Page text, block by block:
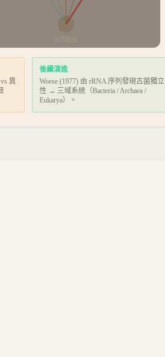
異
後續演進
Woese (1977) 由 rRNA 序列發現古菌獨立
性 → 三域系統（Bacteria / Archaea /
Eukarya）。